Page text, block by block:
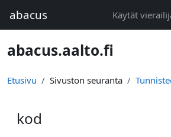
abacus Käytät
abacus.aalto.fi
Etusivu Sivuston seuranta
kod